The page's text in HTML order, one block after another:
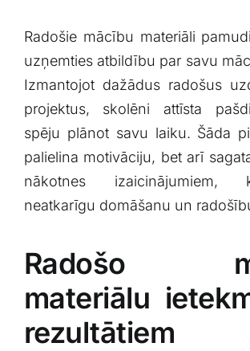
Radošie mācību‍ materiāli
uzņemties atbildību par savu⁣
Izmantojot dažādus ​radošus
⁣projektus, skolēni⁤ attīsta
spēju plānot savu laiku. Šāda
palielina ‍motivāciju, bet arī⁢
nākotnes izaicinājumiem,
neatkarīgu domāšanu ‍un
Radošo
materiālu
rezultātiem